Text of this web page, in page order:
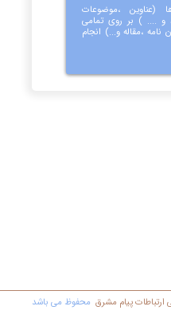
(عناوین ،موضوعات
و .... ) بر روی تمامی
،مقاله و...) انجام
پیام مشرق محفوظ مي باشد